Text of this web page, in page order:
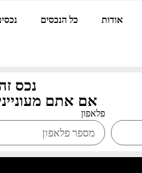
אודות כל הנכסים
נכס
אם אתם
פלאפון